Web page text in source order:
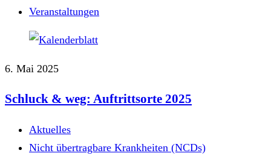
Veranstaltungen
6. Mai 2025
Schluck & weg: Auftrittsorte 2025
Aktuelles
Nicht übertragbare Krankheiten (NCDs)